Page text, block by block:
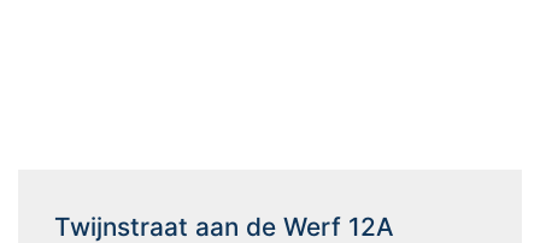
Twijnstraat aan de Werf 12A